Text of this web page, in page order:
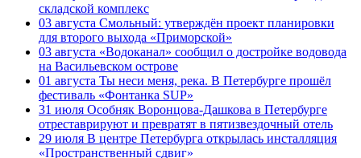
складской комплекс
03 августа Смольный: утверждён проект планировки
для второго выхода «Приморской»
03 августа «Водоканал» сообщил о достройке водовода
на Васильевском острове
01 августа Ты неси меня, река. В Петербурге прошёл
фестиваль «Фонтанка SUP»
31 июля Особняк Воронцова-Дашкова в Петербурге
отреставрируют и превратят в пятизвездочный отель
29 июля В центре Петербурга открылась инсталляция
«Пространственный сдвиг»